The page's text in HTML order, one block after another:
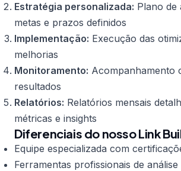
Estratégia personalizada: Plano de
metas e prazos definidos
Implementação: Execução das
melhorias
Monitoramento: Acompanhamento
resultados
Relatórios: Relatórios mensais
métricas e insights
Diferenciais do nosso Link
Equipe especializada com
Ferramentas profissionais de análise